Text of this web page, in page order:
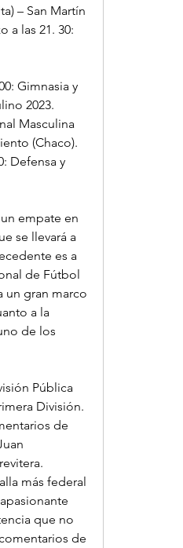
– San Martín
a las 21. 30:
Gimnasia y
2023.
Masculina
(Chaco).
Defensa y
empate en
se llevará a
es a
de Fútbol
un gran marco
a la
de los
Pública
División.
de
más federal
que no
de